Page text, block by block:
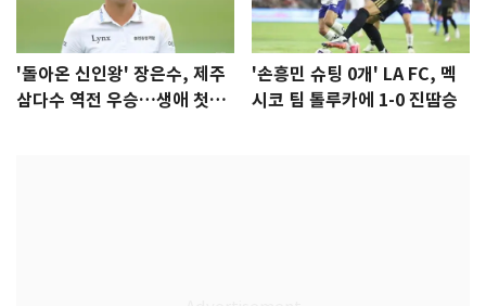
'돌아온 신인왕' 장은수, 제주
삼다수 역전 우승…생애 첫승
'손흥민 슈팅 0개' LA FC, 멕
시코 팀 톨루카에 1-0 진땀승